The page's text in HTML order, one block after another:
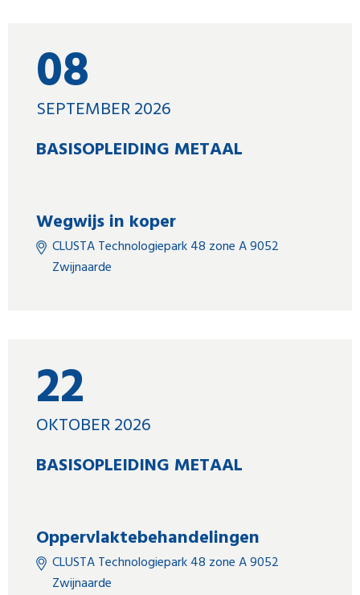
08
SEPTEMBER 2026
BASISOPLEIDING METAAL
Wegwijs in koper
CLUSTA Technologiepark 48 zone A 9052
Zwijnaarde
22
OKTOBER 2026
BASISOPLEIDING METAAL
Oppervlaktebehandelingen
CLUSTA Technologiepark 48 zone A 9052
Zwijnaarde